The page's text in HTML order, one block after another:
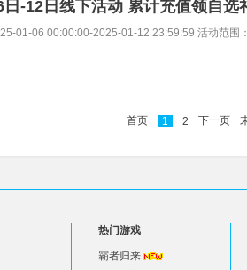
-12日线下活动 累计充值领自选
首页 1 2 下一页
热门游戏
霸者归来